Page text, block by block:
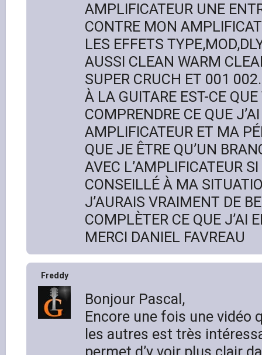
AMPLIFICATEUR UNE
CONTRE MON
LES EFFETS
AUSSI CLEAN WARM
SUPER CRUCH ET 001
À LA GUITARE EST-CE
COMPRENDRE CE QUE
AMPLIFICATEUR ET MA
QUE JE ÊTRE QU’UN
AVEC L’AMPLIFICATEUR
CONSEILLÉ À MA
J’AURAIS VRAIMENT DE
COMPLÈTER CE QUE J’AI
MERCI DANIEL FAVREAU
Freddy
Bonjour Pascal,
Encore une fois une vidéo
les autres est très